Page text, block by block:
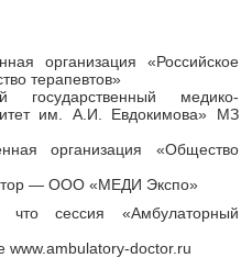
организация «Российское
терапевтов»
медико-
им. А.И. Евдокимова» МЗ
организация «Общество
— ООО «МЕДИ Экспо»
сессия «Амбулаторный
www.ambulatory-doctor.ru